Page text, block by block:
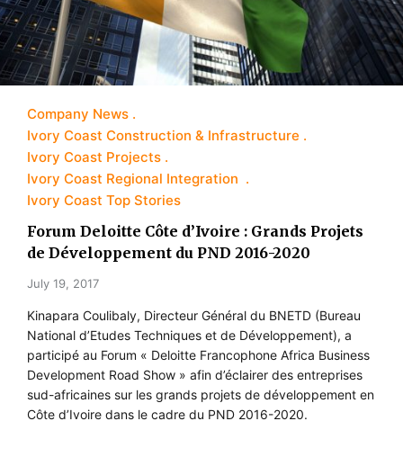
Company News
Ivory Coast Construction & Infrastructure
Ivory Coast Projects
Ivory Coast Regional Integration
Ivory Coast Top Stories
Forum Deloitte Côte d’Ivoire : Grands Projets
de Développement du PND 2016-2020
July 19, 2017
Kinapara Coulibaly, Directeur Général du BNETD (Bureau
National d’Etudes Techniques et de Développement), a
participé au Forum « Deloitte Francophone Africa Business
Development Road Show » afin d’éclairer des entreprises
sud-africaines sur les grands projets de développement en
Côte d’Ivoire dans le cadre du PND 2016-2020.